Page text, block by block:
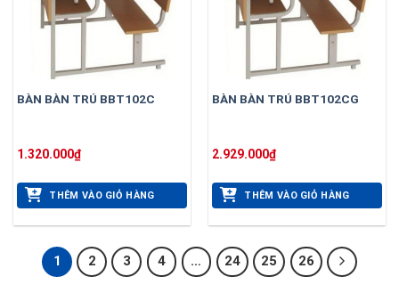
BÀN BÀN TRÚ BBT102C
1.320.000₫
THÊM VÀO GIỎ HÀNG
BÀN BÀN TRÚ BBT102CG
2.929.000₫
THÊM VÀO GIỎ HÀNG
1 2 3 4 … 24 25 26